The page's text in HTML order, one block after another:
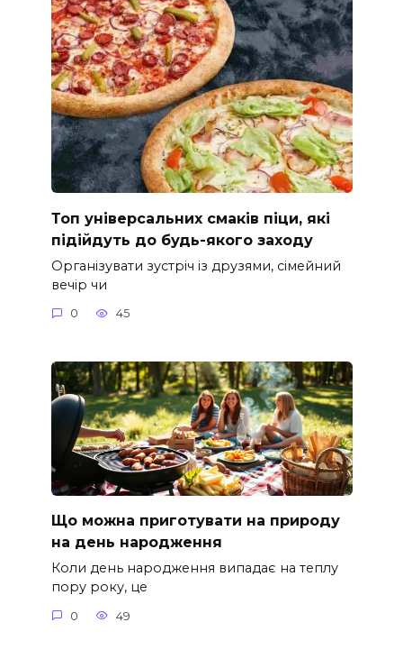
Топ універсальних смаків піци, які
підійдуть до будь-якого заходу
Організувати зустріч із друзями, сімейний
вечір чи
0 45
Що можна приготувати на природу
на день народження
Коли день народження випадає на теплу
пору року, це
0 49